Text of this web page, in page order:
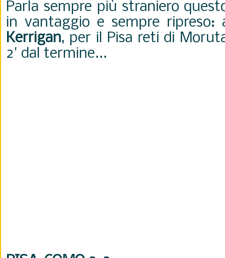
Parla sempre più straniero
in vantaggio e sempre
Kerrigan, per il Pisa reti di
2' dal termine...